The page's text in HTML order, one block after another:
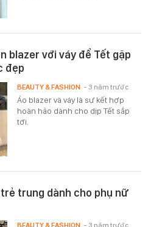
blazer với váy để Tết gặp
đẹp
Áo blazer và váy là sự kết hợp
hoàn hảo dành cho dịp Tết sắp
tới.
BEAUTY & FASHION - 3 năm trước
trung dành cho phụ nữ
BEAUTY & FASHION - 3 năm trước